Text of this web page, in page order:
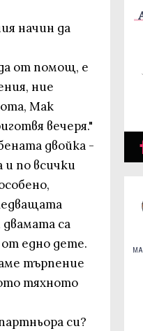
начин да
от помощ, е
ние
Мак
вечеря."
двойка -
и по всички
са
от едно дете.
търпение
тяхното
си?